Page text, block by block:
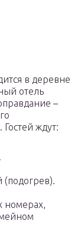
в деревне
отель
–
ждут:
(подогрев).
номерах,